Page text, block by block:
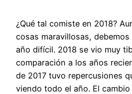
¿Qué tal comiste en 2018?
cosas maravillosas,
año difícil. 2018 se vio muy
comparación a los años
de 2017 tuvo repercusiones
viendo todo el año. El